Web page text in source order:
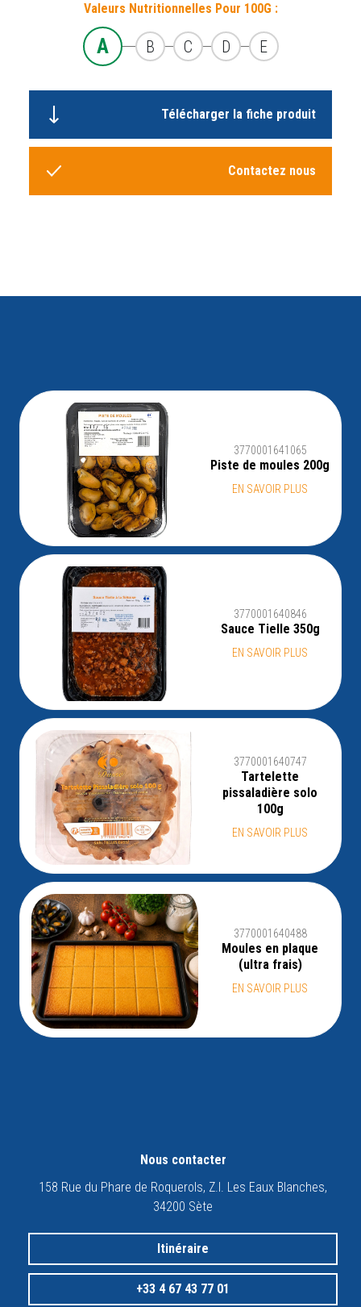
Valeurs Nutritionnelles Pour 100G :
A B C D E
Télécharger la fiche produit
Contactez nous
3770001641065
Piste de moules 200g
EN SAVOIR PLUS
3770001640846
Sauce Tielle 350g
EN SAVOIR PLUS
3770001640747
Tartelette
pissaladière solo
100g
EN SAVOIR PLUS
3770001640488
Moules en plaque
(ultra frais)
EN SAVOIR PLUS
Nous contacter
158 Rue du Phare de Roquerols, Z.I. Les Eaux Blanches,
34200 Sète
Itinéraire
+33 4 67 43 77 01